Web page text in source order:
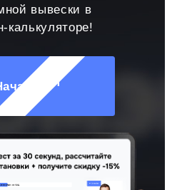
вывески в
калькуляторе!